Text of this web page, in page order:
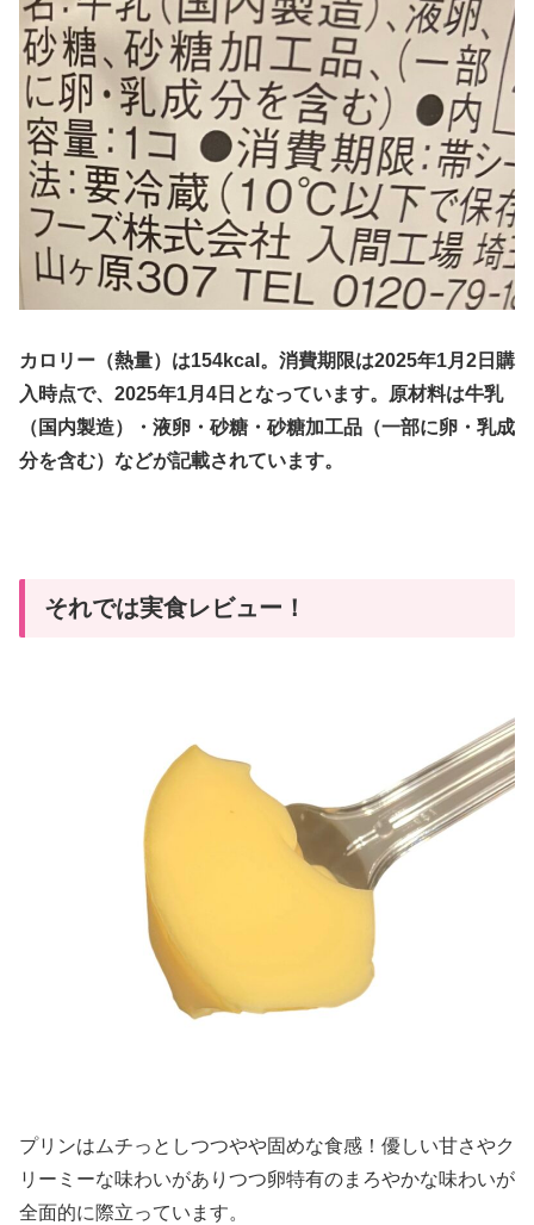
カロリー（熱量）は154kcal。消費期限は2025年1月2日購
入時点で、2025年1月4日となっています。原材料は牛乳
（国内製造）・液卵・砂糖・砂糖加工品（一部に卵・乳成
分を含む）などが記載されています。
それでは実食レビュー！
プリンはムチっとしつつやや固めな食感！優しい甘さやク
リーミーな味わいがありつつ卵特有のまろやかな味わいが
全面的に際立っています。